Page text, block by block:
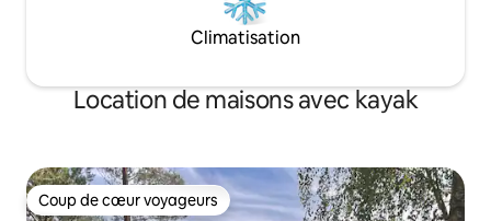
Climatisation
Location de maisons avec kayak
Coup de cœur voyageurs
Coup de cœur voyageurs